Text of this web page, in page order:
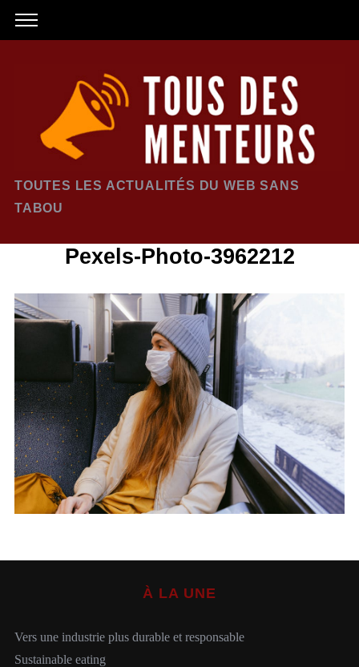
TOUTES LES ACTUALITÉS DU WEB SANS
TABOU
Pexels-Photo-3962212
À LA UNE
Vers une industrie plus durable et responsable
Sustainable eating
S
e
c
r